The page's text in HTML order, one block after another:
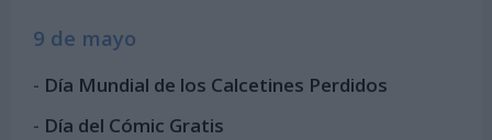
9 de mayo
- Día Mundial de los Calcetines Perdidos
- Día del Cómic Gratis